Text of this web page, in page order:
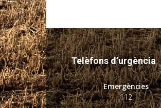
Telèfons d’urgència
Emergències
112